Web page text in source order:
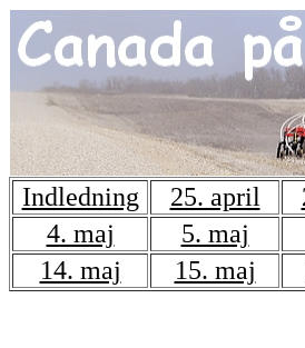
Indledning 25. april
4. maj
5. maj
14. maj
15. maj